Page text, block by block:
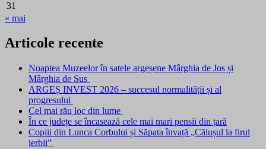
31
« mai
Articole recente
Noaptea Muzeelor în satele argeșene Mârghia de Jos și
Mârghia de Sus
ARGEȘ INVEST 2026 – succesul normalității și al
progresului
Cel mai rău loc din lume
În ce județe se încasează cele mai mari pensii din țară
Copiii din Lunca Corbului și Săpata învață „Călușul la firul
ierbii”